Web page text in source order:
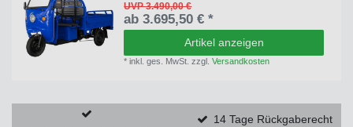
UVP 3.490,00 €
ab 3.695,50 € *
Artikel anzeigen
*inkl. ges. MwSt. zzgl.Versandkosten
14 Tage Rückgaberecht